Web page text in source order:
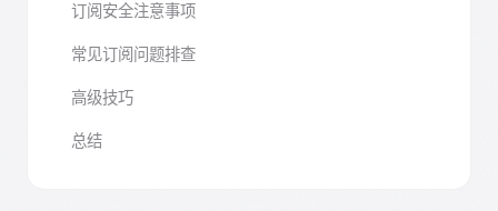
订阅安全注意事项
常见订阅问题排查
高级技巧
总结